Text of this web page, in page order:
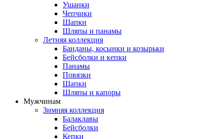
Ушанки
Чепчики
Шапки
Шляпы и панамы
Летняя коллекция
Банданы, косынки и козырьки
Бейсболки и кепки
Панамы
Повязки
Шапки
Шляпы и капоры
Мужчинам
Зимняя коллекция
Балаклавы
Бейсболки
Кепки